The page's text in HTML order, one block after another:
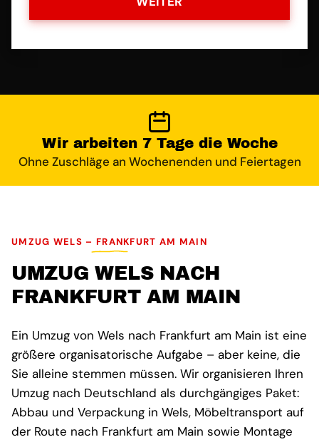
Wir arbeiten 7 Tage die Woche
Ohne Zuschläge an Wochenenden und Feiertagen
UMZUG WELS – FRANKFURT AM MAIN
UMZUG WELS NACH
FRANKFURT AM MAIN
Ein Umzug von Wels nach Frankfurt am Main ist eine
größere organisatorische Aufgabe – aber keine, die
Sie alleine stemmen müssen. Wir organisieren Ihren
Umzug nach Deutschland als durchgängiges Paket:
Abbau und Verpackung in Wels, Möbeltransport auf
der Route nach Frankfurt am Main sowie Montage